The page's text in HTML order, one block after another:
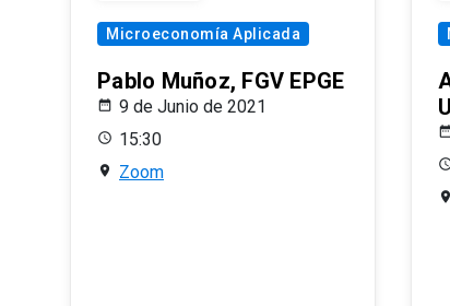
Microeconomía Aplicada
Pablo Muñoz, FGV EPGE
9 de Junio de 2021
15:30
Zoom